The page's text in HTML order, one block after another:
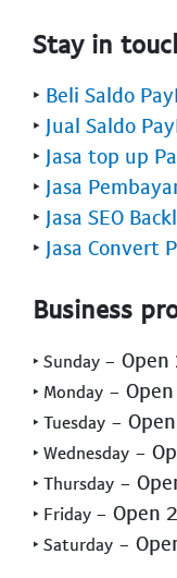
Stay in
‣ Beli Saldo
‣ Jual Saldo
‣ Jasa top up
‣ Jasa
‣ Jasa SEO
‣ Jasa Convert
Business
‣ Sunday - Open
‣ Monday -
‣ Tuesday -
‣ Wednesday -
‣ Thursday -
‣ Friday - Open
‣ Saturday -